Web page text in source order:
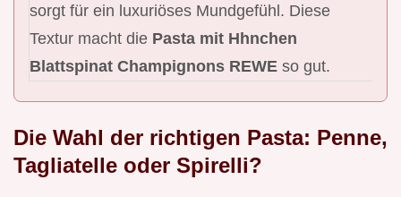
sorgt für ein luxuriöses Mundgefühl. Diese
Textur macht die Pasta mit Hhnchen
Blattspinat Champignons REWE so gut.
Die Wahl der richtigen Pasta: Penne,
Tagliatelle oder Spirelli?